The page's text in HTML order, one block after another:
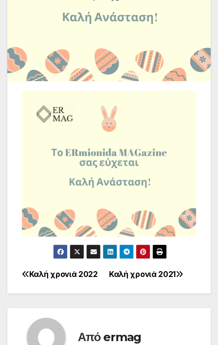
Πλοήγηση
άρθρων
Καλή χρονιά 2021
Καλή χρονιά 2022
Από ermag